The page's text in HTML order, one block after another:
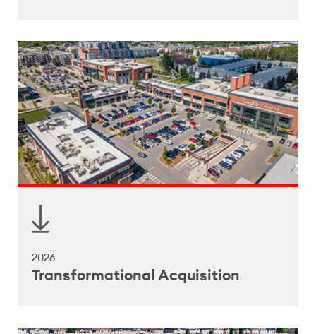
2026
Transformational Acquisition